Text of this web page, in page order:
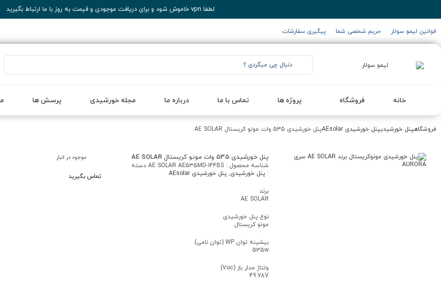
لطفا vpn خاموش شود و برای دریافت موجودی و قیمت به روز با ما ارتباط بگیرید
قوانین لیمو سولار حریم شخصی شما پیگیری سفارشات
خانه فروشگاه پروژه ها تماس با ما درباره ما مجله خورشیدی پرسش ها
فروشگاهپنل خورشیدیپنل خورشیدی AEsolar پنل خورشیدی 535 وات مونو کریستال AE SOLAR
پنل خورشیدی 535 وات مونو کریستال AE SOLAR
شناسه محصول : AE SOLAR AE535MD-144BS دسته
: پنل خورشیدی, پنل خورشیدی AEsolar
برند
AE SOLAR
نوع پنل خورشیدی
مونو کریستال
بیشینه توان WP (توان نامی)
535w
ولتاژ مدار باز (Voc)
49.78V
موجود در انبار
تماس بگیرید